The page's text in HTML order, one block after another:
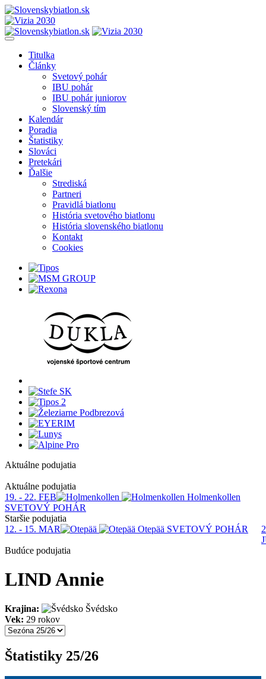
Titulka
Články
Svetový pohár
IBU pohár
IBU pohár juniorov
Slovenský tím
Kalendár
Poradia
Štatistiky
Slováci
Pretekári
Ďalšie
Strediská
Partneri
Pravidlá biatlonu
História svetového biatlonu
História slovenského biatlonu
Kontakt
Cookies
Aktuálne podujatia
Aktuálne podujatia
19. - 22. FEB
Holmenkollen
SVETOVÝ POHÁR
Staršie podujatia
12. - 15. MAR
Otepää SVETOVÝ POHÁR
Budúce podujatia
LIND Annie
Krajina:
Švédsko
Vek: 29 rokov
Štatistiky 25/26